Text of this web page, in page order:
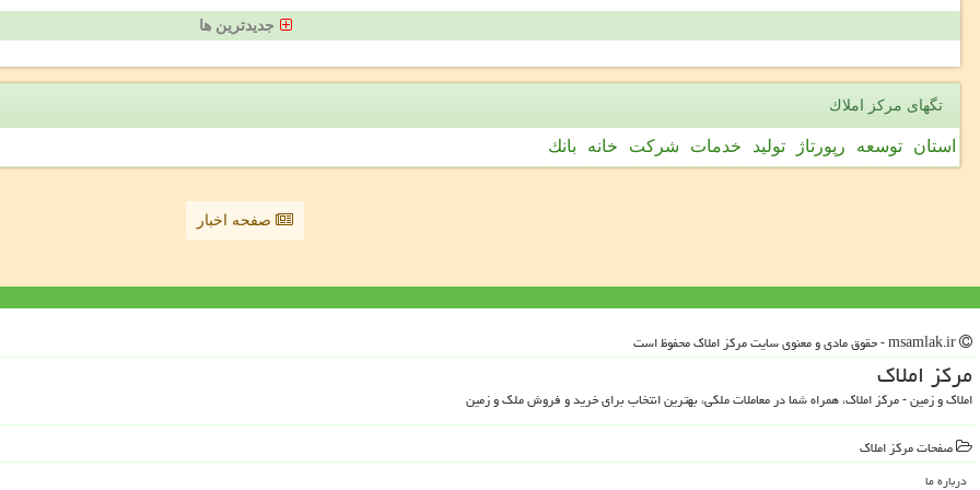
جدیدترین ها
تگهای مركز املاك
استان توسعه رپورتاژ تولید خدمات شركت خانه بانك
صفحه اخبار
مركز املاك
املاک و زمین - مرکز املاک، همراه شما در معاملات ملکی، بهترین انتخاب برای خرید و فروش ملک و زمین
صفحات مركز املاك
درباره ما